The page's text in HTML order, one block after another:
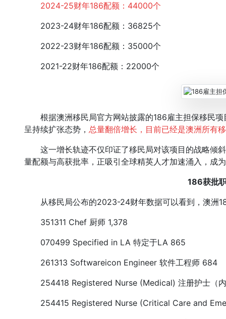
2024-25财年186配额：44000个
2023-24财年186配额：36825个
2022-23财年186配额：35000个
2021-22财年186配额：22000个
根据澳洲移民局官方网站披露的186雇主担保移民项
呈持续扩张态势， 总量翻倍增长，目前已经是澳洲所有
这一增长轨迹不仅印证了移民局对该项目的战略倾
量配额与高获批率，正吸引全球精英人才加速涌入，成
186获批
从移民局公布的2023-24财年数据可以看到，澳洲
351311 Chef 厨师 1,378
070499 Specified in LA 特定于LA 865
261313 Softwareicon Engineer 软件工程师 684
254418 Registered Nurse (Medical) 注册护士（
254415 Registered Nurse (Critical Care and